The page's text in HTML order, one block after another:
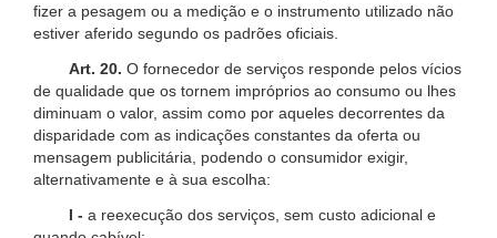
fizer a pesagem ou a medição e o instrumento utilizado não
estiver aferido segundo os padrões oficiais.
Art. 20. O fornecedor de serviços responde pelos vícios
de qualidade que os tornem impróprios ao consumo ou lhes
diminuam o valor, assim como por aqueles decorrentes da
disparidade com as indicações constantes da oferta ou
mensagem publicitária, podendo o consumidor exigir,
alternativamente e à sua escolha:
I - a reexecução dos serviços, sem custo adicional e